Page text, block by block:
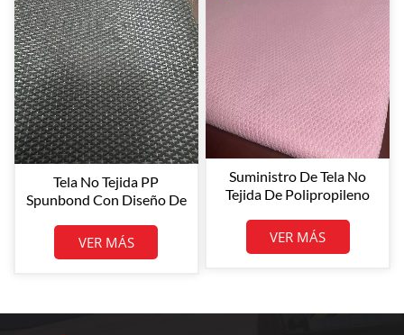
Tela No Tejida PP
Spunbond Con Diseño De
Colores
VER MÁS
Suministro De Tela No
Tejida De Polipropileno
Diseño Cruzado De
VER MÁS